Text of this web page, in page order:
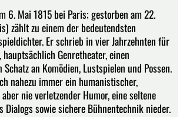
6. Mai 1815 bei Paris; gestorben am 22.
zählt zu einem der bedeutendsten
Er schrieb in vier Jahrzehnten für
Genretheater, einen
an Komödien, Lustspielen und Possen.
nahezu immer ein humanistischer,
nie verletzender Humor, eine seltene
sowie sichere Bühnentechnik nieder.